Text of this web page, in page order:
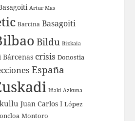
Artur Mas
Barcina Basagoiti
Bildu Bizkaia
Bárcenas crisis Donostia
España
Iñaki Azkuna
Juan Carlos I López
Montoro